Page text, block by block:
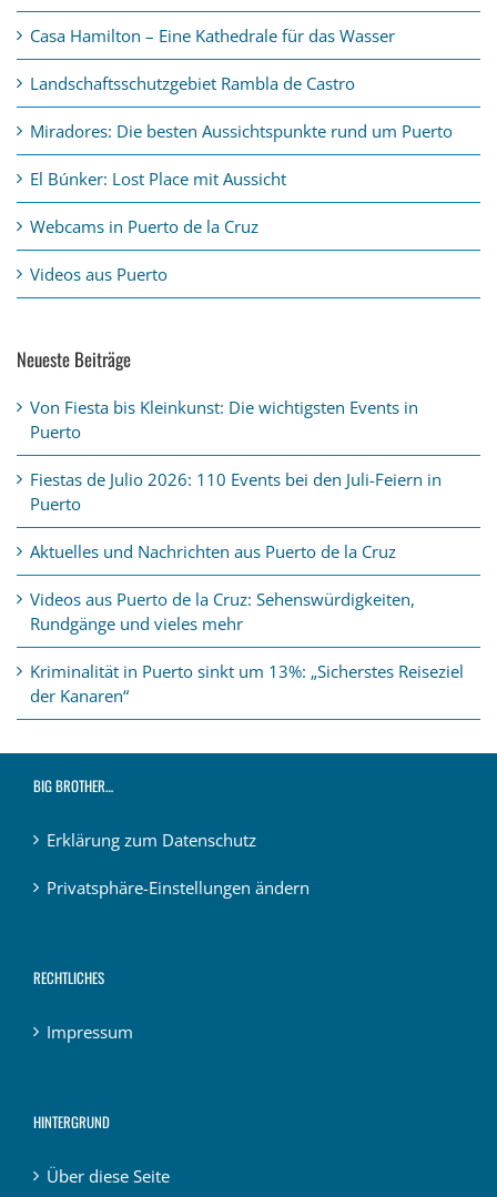
Casa Hamilton – Eine Kathedrale für das Wasser
Landschaftsschutzgebiet Rambla de Castro
Miradores: Die besten Aussichtspunkte rund um Puerto
El Búnker: Lost Place mit Aussicht
Webcams in Puerto de la Cruz
Videos aus Puerto
Neueste Beiträge
Von Fiesta bis Kleinkunst: Die wichtigsten Events in
Puerto
Fiestas de Julio 2026: 110 Events bei den Juli-Feiern in
Puerto
Aktuelles und Nachrichten aus Puerto de la Cruz
Videos aus Puerto de la Cruz: Sehenswürdigkeiten,
Rundgänge und vieles mehr
Kriminalität in Puerto sinkt um 13%: „Sicherstes Reiseziel
der Kanaren“
BIG BROTHER…
Erklärung zum Datenschutz
Privatsphäre-Einstellungen ändern
RECHTLICHES
Impressum
HINTERGRUND
Über diese Seite